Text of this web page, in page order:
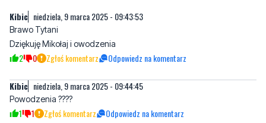
2 0 Zgłoś komentarz Odpowiedz na komentarz
Kibic niedziela, 9 marca 2025 - 09:44:45
Powodzenia ????
Spiker do poprawy
Brawo Tytani. Prośba do spikera. Nawoływanie do dopingu